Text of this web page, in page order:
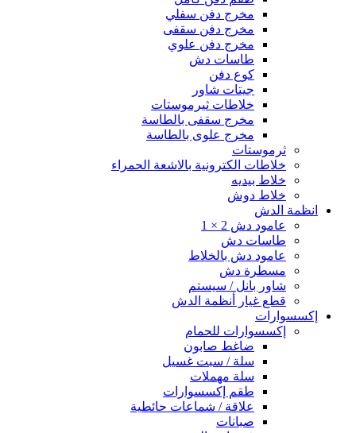
مخرج دفن سفلي
مخرج دفن سقفى
مخرج دفن علوي
طاسات دش
كوع دفن
جيتات شاور
خلاطات ثيرموستات
مخرج سقفى بالطاسة
مخرج علوى بالطاسة
ثرموستات
خلاطات الكترونية بالاشعة الحمراء
خلاط بيديه
خلاط دوش
انظمة الدش
عامود دش 2 × 1
طاسات دش
عامود دش بالخلاط
مسطرة دش
شاور بانل / سيستم
قطع غيار أنظمة الدش
إكسسوارات
إكسسوارات للحمام
ضاغط صابون
سلة / سبت غسيل
سلة مهملات
طقم إكسسوارات
علاقة / شماعات حائطية
صبانات